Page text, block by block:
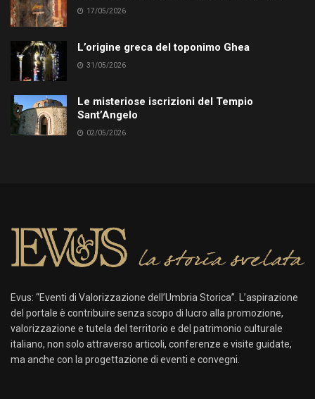
17/05/2026
L’origine greca del toponimo Ghea
31/05/2026
Le misteriose iscrizioni del Tempio
Sant’Angelo
02/05/2026
Evus: “Eventi di Valorizzazione dell’Umbria Storica”. L’aspirazione
del portale è contribuire senza scopo di lucro alla promozione,
valorizzazione e tutela del territorio e del patrimonio culturale
italiano, non solo attraverso articoli, conferenze e visite guidate,
ma anche con la progettazione di eventi e convegni.